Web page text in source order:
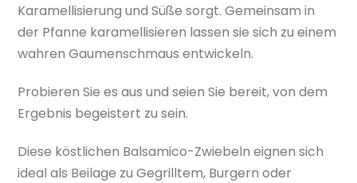
Karamellisierung und Süße sorgt. Gemeinsam in
der Pfanne karamellisieren lassen sie sich zu einem
wahren Gaumenschmaus entwickeln.
Probieren Sie es aus und seien Sie bereit, von dem
Ergebnis begeistert zu sein.
Diese köstlichen Balsamico-Zwiebeln eignen sich
ideal als Beilage zu Gegrilltem, Burgern oder